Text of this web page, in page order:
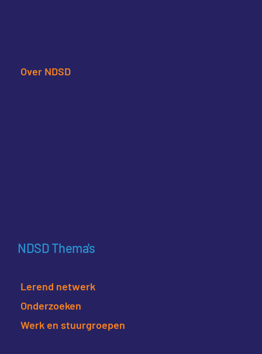
Over NDSD
NDSD Thema's
Lerend netwerk
Onderzoeken
Werk en stuurgroepen